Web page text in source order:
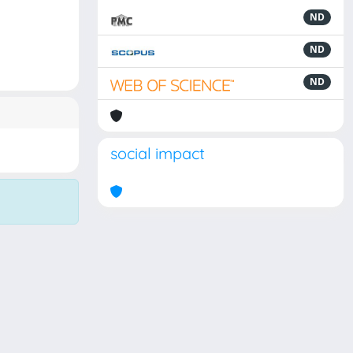
ND
ND
ND
social impact